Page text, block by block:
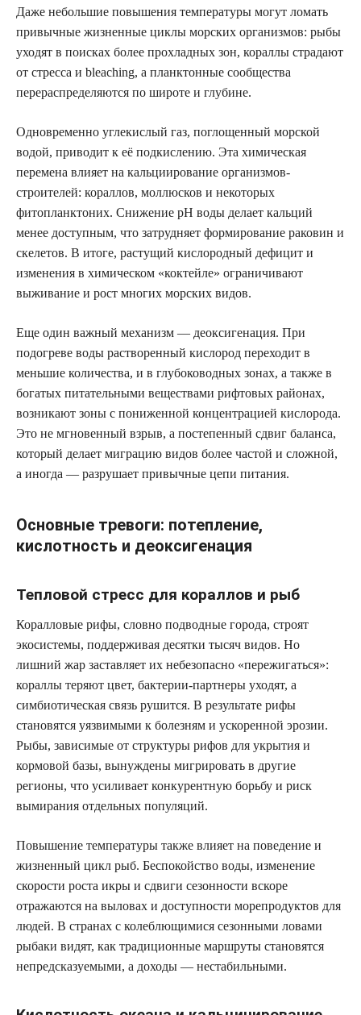
Даже небольшие повышения температуры могут ломать
привычные жизненные циклы морских организмов: рыбы
уходят в поисках более прохладных зон, кораллы страдают
от стресса и bleaching, а планктонные сообщества
перераспределяются по широте и глубине.
Одновременно углекислый газ, поглощенный морской
водой, приводит к её подкислению. Эта химическая
перемена влияет на кальциирование организмов-
строителей: кораллов, моллюсков и некоторых
фитопланктоних. Снижение рН воды делает кальций
менее доступным, что затрудняет формирование раковин и
скелетов. В итоге, растущий кислородный дефицит и
изменения в химическом «коктейле» ограничивают
выживание и рост многих морских видов.
Еще один важный механизм — деоксигенация. При
подогреве воды растворенный кислород переходит в
меньшие количества, и в глубоководных зонах, а также в
богатых питательными веществами рифтовых районах,
возникают зоны с пониженной концентрацией кислорода.
Это не мгновенный взрыв, а постепенный сдвиг баланса,
который делает миграцию видов более частой и сложной,
а иногда — разрушает привычные цепи питания.
Основные тревоги: потепление,
кислотность и деоксигенация
Тепловой стресс для кораллов и рыб
Коралловые рифы, словно подводные города, строят
экосистемы, поддерживая десятки тысяч видов. Но
лишний жар заставляет их небезопасно «пережигаться»:
кораллы теряют цвет, бактерии-партнеры уходят, а
симбиотическая связь рушится. В результате рифы
становятся уязвимыми к болезням и ускоренной эрозии.
Рыбы, зависимые от структуры рифов для укрытия и
кормовой базы, вынуждены мигрировать в другие
регионы, что усиливает конкурентную борьбу и риск
вымирания отдельных популяций.
Повышение температуры также влияет на поведение и
жизненный цикл рыб. Беспокойство воды, изменение
скорости роста икры и сдвиги сезонности вскоре
отражаются на выловах и доступности морепродуктов для
людей. В странах с колеблющимися сезонными ловами
рыбаки видят, как традиционные маршруты становятся
непредсказуемыми, а доходы — нестабильными.